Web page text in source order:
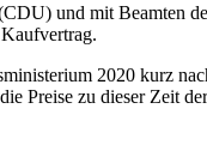
und mit Beamten
2020 kurz
zu dieser Zeit